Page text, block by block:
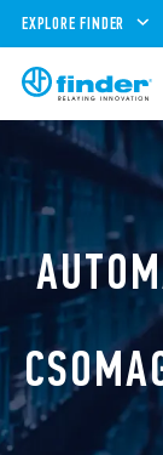
EXPLORE FINDER